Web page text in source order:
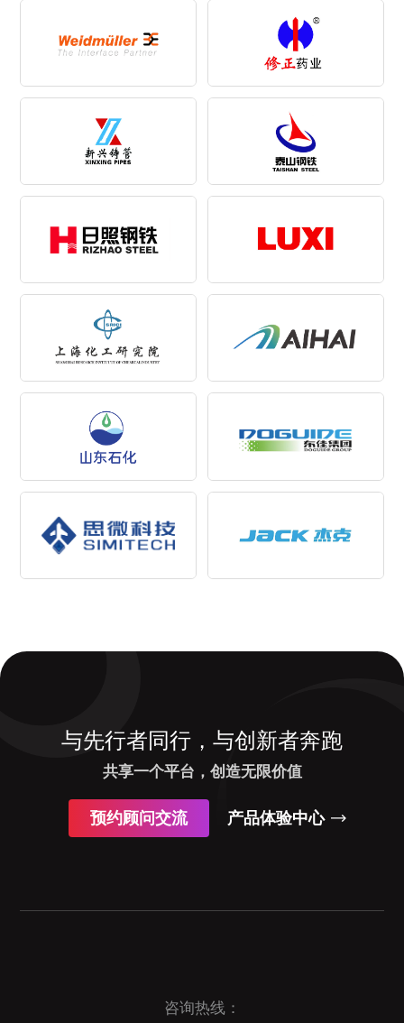
与先行者同行，与创新者奔跑
共享一个平台，创造无限价值
预约顾问交流 产品体验中心
咨询热线：